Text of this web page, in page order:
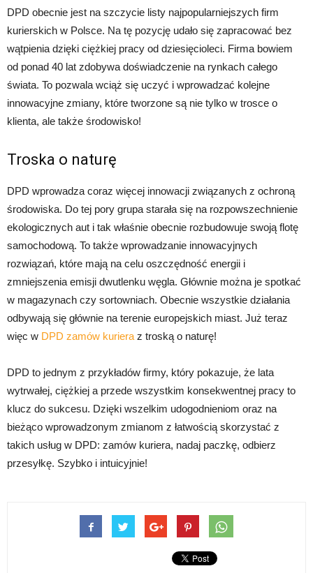
DPD obecnie jest na szczycie listy najpopularniejszych firm
kurierskich w Polsce. Na tę pozycję udało się zapracować bez
wątpienia dzięki ciężkiej pracy od dziesięcioleci. Firma bowiem
od ponad 40 lat zdobywa doświadczenie na rynkach całego
świata. To pozwala wciąż się uczyć i wprowadzać kolejne
innowacyjne zmiany, które tworzone są nie tylko w trosce o
klienta, ale także środowisko!
Troska o naturę
DPD wprowadza coraz więcej innowacji związanych z ochroną
środowiska. Do tej pory grupa starała się na rozpowszechnienie
ekologicznych aut i tak właśnie obecnie rozbudowuje swoją flotę
samochodową. To także wprowadzanie innowacyjnych
rozwiązań, które mają na celu oszczędność energii i
zmniejszenia emisji dwutlenku węgla. Głównie można je spotkać
w magazynach czy sortowniach. Obecnie wszystkie działania
odbywają się głównie na terenie europejskich miast. Już teraz
więc w DPD zamów kuriera z troską o naturę!
DPD to jednym z przykładów firmy, który pokazuje, że lata
wytrwałej, ciężkiej a przede wszystkim konsekwentnej pracy to
klucz do sukcesu. Dzięki wszelkim udogodnieniom oraz na
bieżąco wprowadzonym zmianom z łatwością skorzystać z
takich usług w DPD: zamów kuriera, nadaj paczkę, odbierz
przesyłkę. Szybko i intuicyjnie!